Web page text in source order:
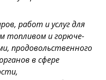
работ и услуг для
топливом и горюче-
продовольственного
в сфере